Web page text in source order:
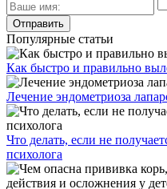
Популярные статьи
Как быстро и правильно
Лечение эндометриоза
Что делать, если не
психолога